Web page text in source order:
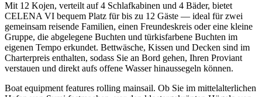
Mit 12 Kojen, verteilt auf 4 Schlafkabinen und 4 Bäder, bietet
CELENA VI bequem Platz für bis zu 12 Gäste — ideal für zwei
gemeinsam reisende Familien, einen Freundeskreis oder eine kleine
Gruppe, die abgelegene Buchten und türkisfarbene Buchten im
eigenen Tempo erkundet. Bettwäsche, Kissen und Decken sind im
Charterpreis enthalten, sodass Sie an Bord gehen, Ihren Proviant
verstauen und direkt aufs offene Wasser hinaussegeln können.
Boat equipment features rolling mainsail. Ob Sie im mittelalterlichen